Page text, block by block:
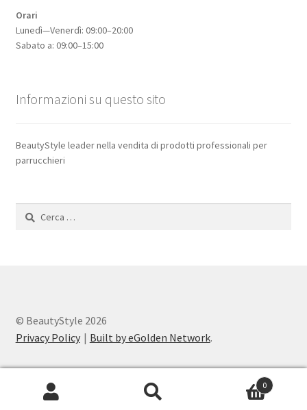
Orari
Lunedì—Venerdì: 09:00–20:00
Sabato a: 09:00–15:00
Informazioni su questo sito
BeautyStyle leader nella vendita di prodotti professionali per
parrucchieri
Ricerca
© BeautyStyle 2026
Privacy Policy
Built by eGolden Network.
0